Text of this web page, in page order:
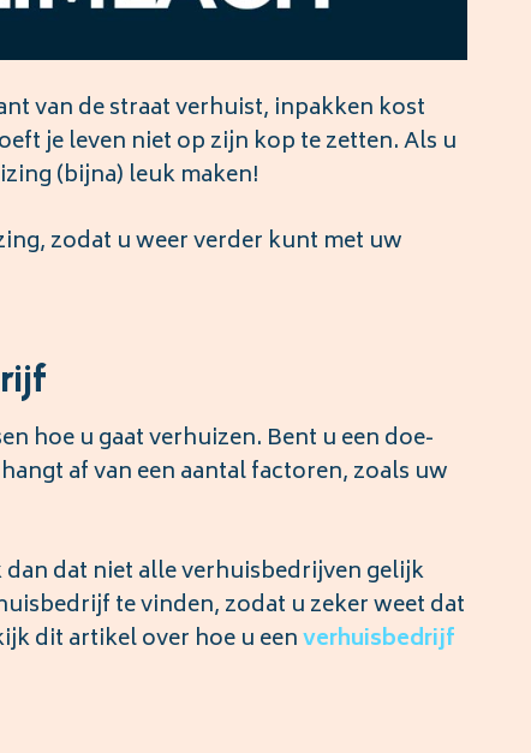
van de straat verhuist, inpakken kost
je leven niet op zijn kop te zetten. Als u
(bijna) leuk maken!
zodat u weer verder kunt met uw
hoe u gaat verhuizen. Bent u een doe-
af van een aantal factoren, zoals uw
dat niet alle verhuisbedrijven gelijk
te vinden, zodat u zeker weet dat
dit artikel over hoe u eenverhuisbedrijf